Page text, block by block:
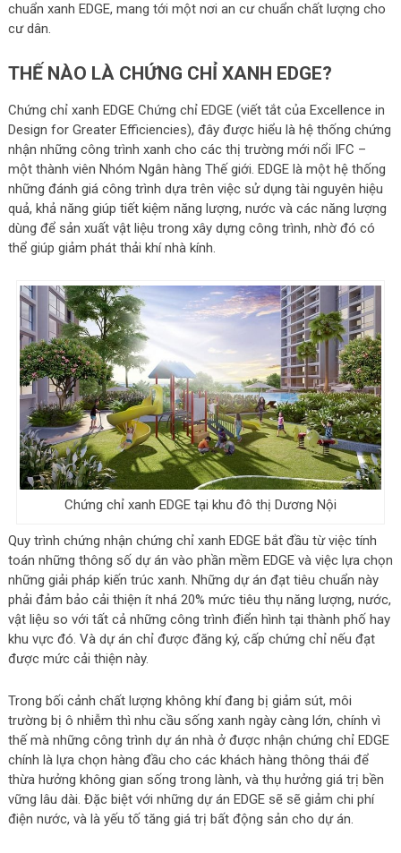
chuẩn xanh EDGE, mang tới một nơi an cư chuẩn chất lượng cho
cư dân.
THẾ NÀO LÀ CHỨNG CHỈ XANH EDGE?
Chứng chỉ xanh EDGE Chứng chỉ EDGE (viết tắt của Excellence in
Design for Greater Efficiencies), đây được hiểu là hệ thống chứng
nhận những công trình xanh cho các thị trường mới nổi IFC –
một thành viên Nhóm Ngân hàng Thế giới. EDGE là một hệ thống
những đánh giá công trình dựa trên việc sử dụng tài nguyên hiệu
quả, khả năng giúp tiết kiệm năng lượng, nước và các năng lượng
dùng để sản xuất vật liệu trong xây dựng công trình, nhờ đó có
thể giúp giảm phát thải khí nhà kính.
Chứng chỉ xanh EDGE tại khu đô thị Dương Nội
Quy trình chứng nhận chứng chỉ xanh EDGE bắt đầu từ việc tính
toán những thông số dự án vào phần mềm EDGE và việc lựa chọn
những giải pháp kiến trúc xanh. Những dự án đạt tiêu chuẩn này
phải đảm bảo cải thiện ít nhá 20% mức tiêu thụ năng lượng, nước,
vật liệu so với tất cả những công trình điển hình tại thành phố hay
khu vực đó. Và dự án chỉ được đăng ký, cấp chứng chỉ nếu đạt
được mức cải thiện này.
Trong bối cảnh chất lượng không khí đang bị giảm sút, môi
trường bị ô nhiễm thì nhu cầu sống xanh ngày càng lớn, chính vì
thế mà những công trình dự án nhà ở được nhận chứng chỉ EDGE
chính là lựa chọn hàng đầu cho các khách hàng thông thái để
thừa hưởng không gian sống trong lành, và thụ hưởng giá trị bền
vững lâu dài. Đặc biệt với những dự án EDGE sẽ sẽ giảm chi phí
điện nước, và là yếu tố tăng giá trị bất động sản cho dự án.